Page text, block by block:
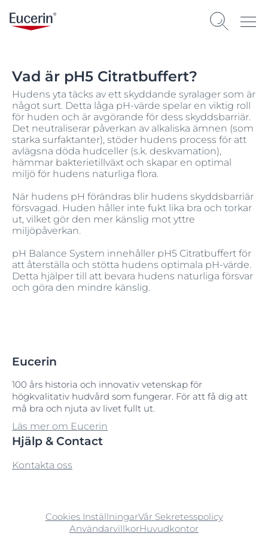
Vad är pH5 Citratbuffert?
Hudens yta täcks av ett skyddande syralager som är
något surt. Detta låga pH-värde spelar en viktig roll
för huden och är avgörande för dess skyddsbarriär.
Det neutraliserar påverkan av alkaliska ämnen (som
starka surfaktanter), stöder hudens process för att
avlägsna döda hudceller (s.k. deskvamation),
hämmar bakterietillväxt och skapar en optimal
miljö för hudens naturliga flora.
När hudens pH förändras blir hudens skyddsbarriär
försvagad. Huden håller inte fukt lika bra och torkar
ut, vilket gör den mer känslig mot yttre
miljöpåverkan.
pH Balance System innehåller pH5 Citratbuffert för
att återställa och stötta hudens optimala pH-värde.
Detta hjälper till att bevara hudens naturliga försvar
och göra den mindre känslig.
Eucerin
100 års historia och innovativ vetenskap för
högkvalitativ hudvård som fungerar. För att få dig att
må bra och njuta av livet fullt ut.
Läs mer om Eucerin
Hjälp & Contact
Kontakta oss
Cookies InställningarVår Sekretesspolicy
AnvändarvillkorHuvudkontor